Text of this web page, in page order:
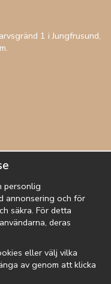
1 i Jungfrusund,
och
våra nyhetsbrev.
personlig
annonsering och för
säkra. För detta
deras
eller välj vilka
av genom att klicka